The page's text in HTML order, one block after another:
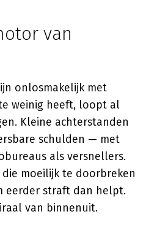
van
onlosmakelijk met
weinig heeft, loopt al
Kleine achterstanden
schulden — met
als versnellers.
moeilijk te doorbreken
eerder straft dan helpt.
van binnenuit.